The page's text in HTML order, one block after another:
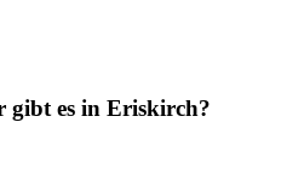
gibt es in Eriskirch?